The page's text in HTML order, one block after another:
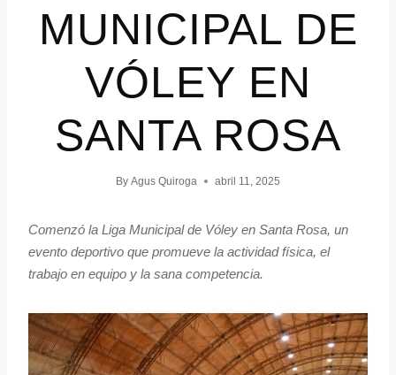
MUNICIPAL DE
VÓLEY EN
SANTA ROSA
By Agus Quiroga abril 11, 2025
Comenzó la Liga Municipal de Vóley en Santa Rosa, un
evento deportivo que promueve la actividad física, el
trabajo en equipo y la sana competencia.